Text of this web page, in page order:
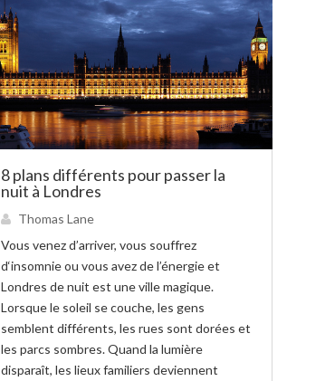
8 plans différents pour passer la
nuit à Londres
Thomas Lane
Vous venez d’arriver, vous souffrez
d‘insomnie ou vous avez de l’énergie et
Londres de nuit est une ville magique.
Lorsque le soleil se couche, les gens
semblent différents, les rues sont dorées et
les parcs sombres. Quand la lumière
disparaît, les lieux familiers deviennent